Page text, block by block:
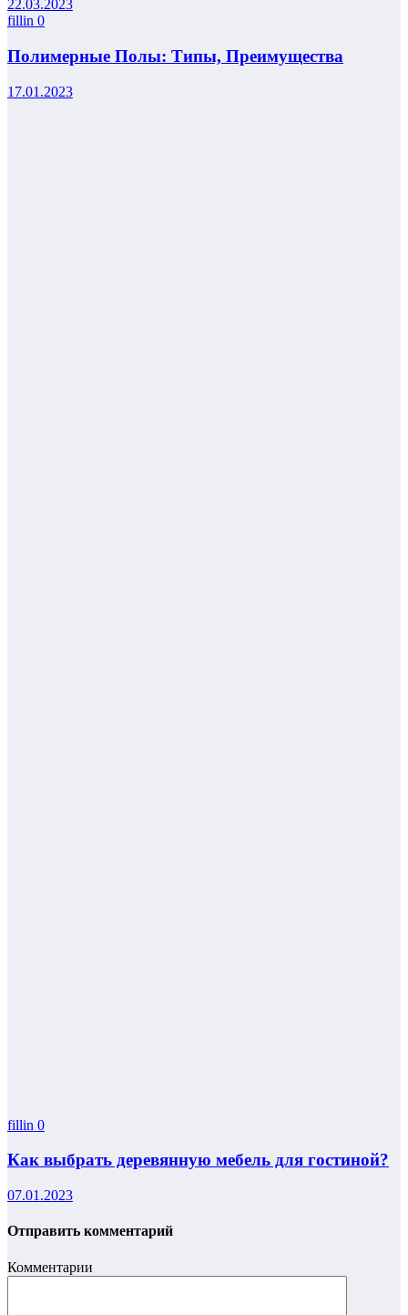
22.03.2023
fillin 0
Полимерные Полы: Типы, Преимущества
17.01.2023
fillin 0
Как выбрать деревянную мебель для гостиной?
07.01.2023
Отправить комментарий
Комментарии